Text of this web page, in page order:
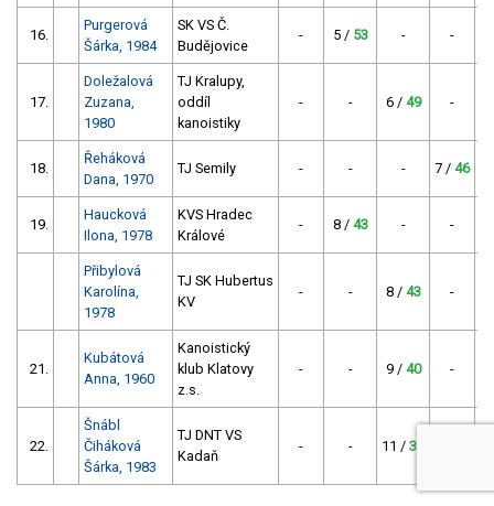
16.
Purgerová
Šárka, 1984
SK VS Č.
Budějovice
- 5 / 53 - -
17.
Doležalová
Zuzana,
1980
TJ Kralupy,
oddíl
kanoistiky
- - 6 / 49 -
18.
Řeháková
Dana, 1970
TJ Semily - - - 7 / 46
19.
Haucková
Ilona, 1978
KVS Hradec
Králové
- 8 / 43 - -
Přibylová
Karolína,
1978
TJ SK Hubertus
KV
- - 8 / 43 -
21.
Kubátová
Anna, 1960
Kanoistický
klub Klatovy
z.s.
- - 9 / 40 -
22.
Šnábl
Čiháková
Šárka, 1983
TJ DNT VS
Kadaň
- - 11 / 35